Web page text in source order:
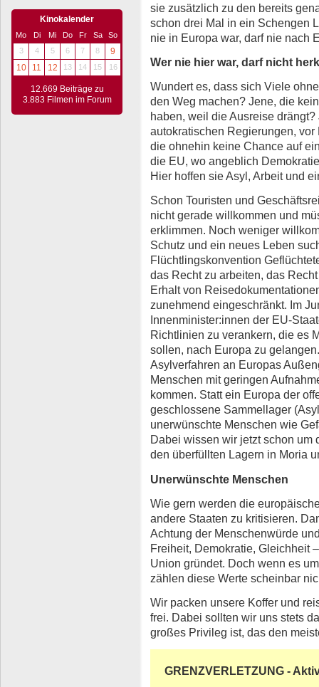
Kinokalender
Mo Di Mi Do Fr Sa
So
3
4 5 6 7 8
9
10
11 12 13 14 15 16
12.669 Beiträge zu
3.883 Filmen im Forum
sie zusätzlich zu den bereits
schon drei Mal in ein Schengen
nie in Europa war, darf nie nach
Wer nie hier war, darf nicht
Wundert es, dass sich Viele
den Weg machen? Jene, die
haben, weil die Ausreise
autokratischen Regierungen,
die ohnehin keine Chance auf
die EU, wo angeblich
Hier hoffen sie Asyl, Arbeit und
Schon Touristen und
nicht gerade willkommen und
erklimmen. Noch weniger
Schutz und ein neues Leben
Flüchtlingskonvention
das Recht zu arbeiten, das
Erhalt von
zunehmend eingeschränkt. Im
Innenminister:innen der EU-
Richtlinien zu verankern, die es
sollen, nach Europa zu
Asylverfahren an Europas
Menschen mit geringen
kommen. Statt ein Europa der
geschlossene Sammellager
unerwünschte Menschen wie
Dabei wissen wir jetzt schon
den überfüllten Lagern in Moria
Unerwünschte Menschen
Wie gern werden die
andere Staaten zu kritisieren.
Achtung der Menschenwürde
Freiheit, Demokratie, Gleichheit
Union gründet. Doch wenn es
zählen diese Werte scheinbar
Wir packen unsere Koffer und
frei. Dabei sollten wir uns stets
großes Privileg ist, das den
GRENZVERLETZUNG -